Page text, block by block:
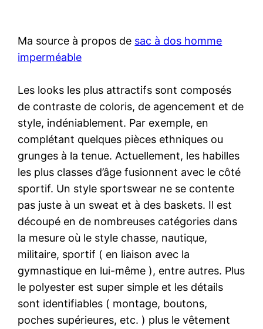
Ma source à propos de sac à dos homme
imperméable
Les looks les plus attractifs sont composés
de contraste de coloris, de agencement et de
style, indéniablement. Par exemple, en
complétant quelques pièces ethniques ou
grunges à la tenue. Actuellement, les habilles
les plus classes d’âge fusionnent avec le côté
sportif. Un style sportswear ne se contente
pas juste à un sweat et à des baskets. Il est
découpé en de nombreuses catégories dans
la mesure où le style chasse, nautique,
militaire, sportif ( en liaison avec la
gymnastique en lui-même ), entre autres. Plus
le polyester est super simple et les détails
sont identifiables ( montage, boutons,
poches supérieures, etc. ) plus le vêtement